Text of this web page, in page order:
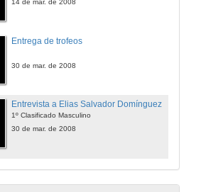
14 de mar. de 2008
Entrega de trofeos
30 de mar. de 2008
Entrevista a Elias Salvador Domínguez
1º Clasificado Masculino
30 de mar. de 2008